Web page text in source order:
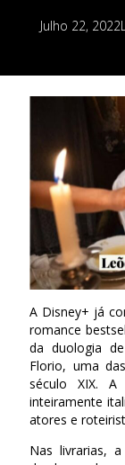
Julho 22, 2022
A Disney+ já
romance
da duologia
Florio, uma
século XIX.
inteiramente
atores e
Nas livrarias,